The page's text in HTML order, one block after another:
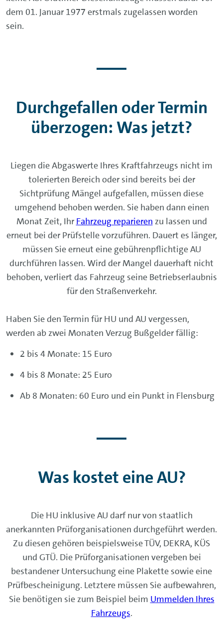
dem 01. Januar 1977 erstmals zugelassen worden
sein.
Durchgefallen oder Termin
überzogen: Was jetzt?
Liegen die Abgaswerte Ihres Kraftfahrzeugs nicht im
tolerierten Bereich oder sind bereits bei der
Sichtprüfung Mängel aufgefallen, müssen diese
umgehend behoben werden. Sie haben dann einen
Monat Zeit, Ihr Fahrzeug reparieren zu lassen und
erneut bei der Prüfstelle vorzuführen. Dauert es länger,
müssen Sie erneut eine gebührenpflichtige AU
durchführen lassen. Wird der Mangel dauerhaft nicht
behoben, verliert das Fahrzeug seine Betriebserlaubnis
für den Straßenverkehr.
Haben Sie den Termin für HU und AU vergessen,
werden ab zwei Monaten Verzug Bußgelder fällig:
2 bis 4 Monate: 15 Euro
4 bis 8 Monate: 25 Euro
Ab 8 Monaten: 60 Euro und ein Punkt in Flensburg
Was kostet eine AU?
Die HU inklusive AU darf nur von staatlich
anerkannten Prüforganisationen durchgeführt werden.
Zu diesen gehören beispielsweise TÜV, DEKRA, KÜS
und GTÜ. Die Prüforganisationen vergeben bei
bestandener Untersuchung eine Plakette sowie eine
Prüfbescheinigung. Letztere müssen Sie aufbewahren,
Sie benötigen sie zum Beispiel beim Ummelden Ihres
Fahrzeugs.